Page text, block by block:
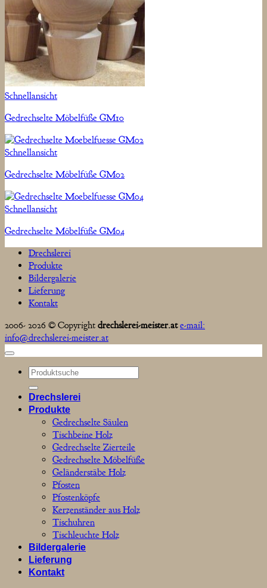
Schnellansicht
Gedrechselte Möbelfüße GM10
Schnellansicht
Gedrechselte Möbelfüße GM02
Schnellansicht
Gedrechselte Möbelfüße GM04
Drechslerei
Produkte
Bildergalerie
Lieferung
Kontakt
2006- 2026 © Copyright drechslerei-meister.at e-mail:
info@drechslerei-meister.at
Suchen
nach:
Drechslerei
Produkte
Gedrechselte Säulen
Tischbeine Holz
Gedrechselte Zierteile
Gedrechselte Möbelfüße
Geländerstäbe Holz
Pfosten
Pfostenköpfe
Kerzenständer aus Holz
Tischuhren
Tischleuchte Holz
Bildergalerie
Lieferung
Kontakt